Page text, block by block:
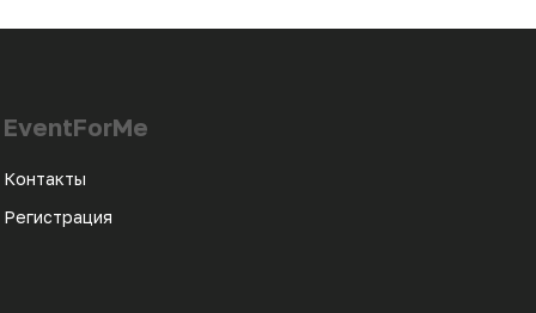
EventForMe
Контакты
Регистрация